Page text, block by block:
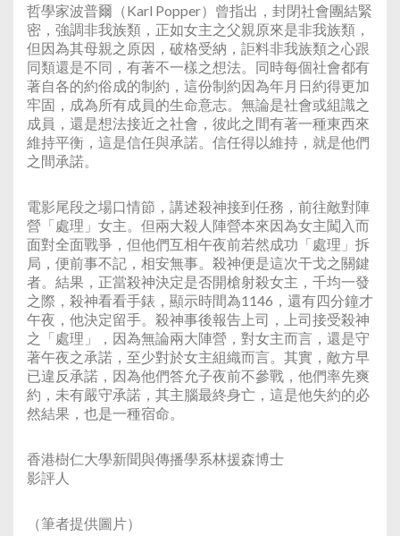
哲學家波普爾（Karl Popper）曾指出，封閉社會團結緊
密，強調非我族類，正如女主之父親原來是非我族類，
但因為其母親之原因，破格受納，詎料非我族類之心跟
同類還是不同，有著不一樣之想法。同時每個社會都有
著自各的約俗成的制約，這份制約因為年月日約得更加
牢固，成為所有成員的生命意志。無論是社會或組識之
成員，還是想法接近之社會，彼此之間有著一種東西來
維持平衡，這是信任與承諾。信任得以維持，就是他們
之間承諾。
電影尾段之場口情節，講述殺神接到任務，前往敵對陣
營「處理」女主。但兩大殺人陣營本來因為女主闖入而
面對全面戰爭，但他們互相午夜前若然成功「處理」拆
局，便前事不記，相安無事。殺神便是這次干戈之關鍵
者。結果，正當殺神決定是否開槍射殺女主，千均一發
之際，殺神看看手錶，顯示時間為1146，還有四分鐘才
午夜，他決定留手。殺神事後報告上司，上司接受殺神
之「處理」，因為無論兩大陣營，對女主而言，還是守
著午夜之承諾，至少對於女主組織而言。其實，敵方早
已違反承諾，因為他們答允子夜前不參戰，他們率先爽
約，未有嚴守承諾，其主腦最終身亡，這是他失約的必
然結果，也是一種宿命。
香港樹仁大學新聞與傳播學系林援森博士
影評人
（筆者提供圖片）